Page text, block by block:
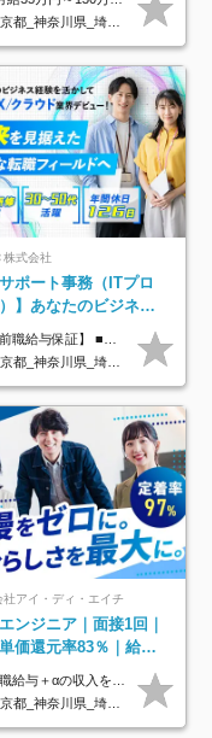
100%
_北海道_青森県_岩手県_宮城県_秋田県_山形県_福島県_茨城県_栃木県_群馬県_新潟県_山梨県_長野県_富山県_石川県_福井県_静岡県_岐阜県_三重県_兵庫県_京都府_滋賀県_奈良県_和歌山県_広島県_岡山県_鳥取県_島根県_山口県_徳島県_香川県_愛媛県_高知県_福岡県_熊本県_佐賀県_長崎県_大分県_宮崎県_鹿児島県_沖縄県
株式会社
サポート事務（ITプロ
】あなたのビジネス
AI業界で活かす◆IT
OK◆目指せるコンサ
月給35万円～40万円 ■経験者（経験目安3年以上）： 月給40万円～60万円 ■即戦力（経験目安5年以上）： 月給45万円～80万円 ※上記金額には固定残業代30時間分 【未経験者5万5000円～7万3000円、 ローキャリア6万4000円～7万3000円、 経験者5万8000円～10万9000円、 即戦力8万2000円～14万5000円】を含みます。 ※30時間を超える場合は追加で全額支給します。 ※経験・能力・前職給与などを総合的に評価したうえでご納得いただけるよう個別決定。 未経験者の場合、前職給与とポテンシャルを査定のうえ決定いたします。 ※日本国内でのIT業界経験、または同等の実務経験と能力に応じて決定します。 ※前職給与は日本円かつ、日本国内での実績に基づき評価します。 【納得の評価システム】 ★クォーター毎に査定する評価制度導入！ 明確な評価基準で翌年度年収を上げましょう！ ★評価対象期間に在籍中のほとんどの社員が昇給し 年収アップを実現しています！ ★様々なインセンティブ制度を用意し多角的に正当評価しています！ ※試用期間6カ月（期間中の待遇等に差異なし）
都_神奈川県_埼玉県_千葉県
社アイ・ディ・エイチ
ンジニア｜面接1回｜
価還元率83％｜給与
証｜年休140日｜在宅
9割｜独立支援・副業
した環境のもと、長く活躍できる職場を目指しています。 ※平均年収650万円 ・還元率83％ ・各種手当について 職能手当／職務手当／資格手当／営業手当 など ※前職での経験・能力、給与などを考慮の上、当社規定により優遇いたします ※試用期間あり（3ヶ月／期間中の条件に変動はありません） ※上記金額には固定残業代（78,948円～225,564円/月30時間分）を含みます 超過分は別途全額支給いたします ・年収UPを保証 過去には転職時に〈年収200万円UP〉したエンジニアも在籍しています。入社時だけでなく、入社後も安心の給与水準で働ける環境です。キャリアや技術力が正当に評価されていないと感じていたら、一度面接でお話ししましょう！ 当社では管理職の人数は最低限にし、無駄な管理をしません。その費用削減分を社員の給与に還元しています！
_北海道_青森県_岩手県_宮城県_秋田県_山形県_福島県_茨城県_栃木県_群馬県_新潟県_山梨県_長野県_富山県_石川県_福井県_静岡県_岐阜県_三重県_兵庫県_京都府_滋賀県_奈良県_和歌山県_広島県_岡山県_鳥取県_島根県_山口県_徳島県_香川県_愛媛県_高知県_福岡県_熊本県_佐賀県_長崎県_大分県_宮崎県_鹿児島県_沖縄県